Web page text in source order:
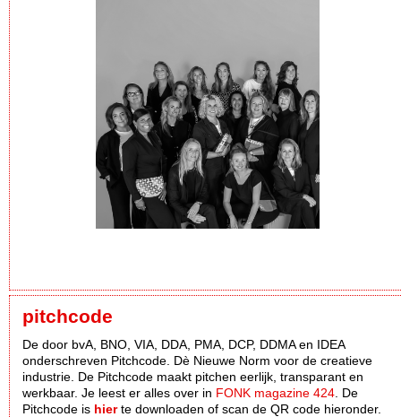
pitchcode
De door bvA, BNO, VIA, DDA, PMA, DCP, DDMA en IDEA
onderschreven Pitchcode. Dè Nieuwe Norm voor de creatieve
industrie. De Pitchcode maakt pitchen eerlijk, transparant en
werkbaar. Je leest er alles over in FONK magazine 424 . De
Pitchcode is hierte downloaden of scan de QR code hieronder.